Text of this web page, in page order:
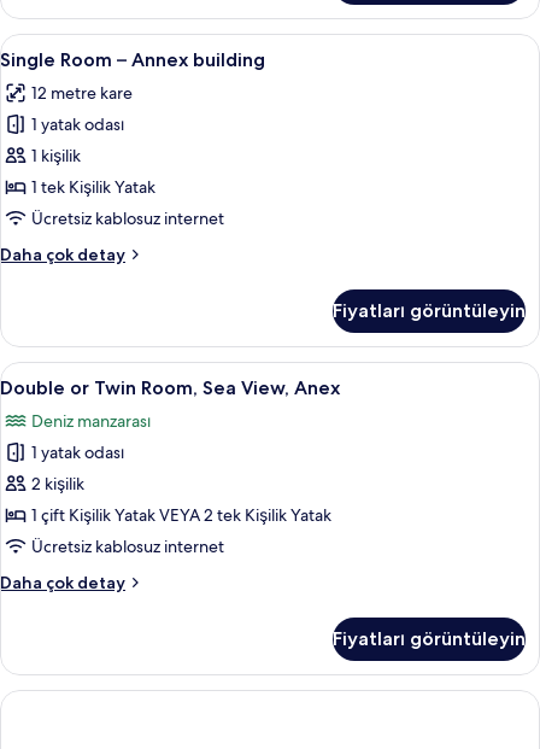
–
Annex
building
hakkında
daha
fazla
detay
Single
Room
–
Annex
building
için
tüm
görün
Single Room – Annex building |
4
Single Room – Annex building
12 metre kare
1 yatak odası
1 kişilik
1 tek Kişilik Yatak
Ücretsiz kablosuz internet
Daha çok detay
Single
building
hakkında
daha
detay
Fiyatları görüntüleyin
Double
or
Twin
Room,
Sea
View,
Anex
tüm
Double or Twin Room, Sea View,
5
Double or Twin Room, Sea View, Anex
Deniz manzarası
1 yatak odası
2 kişilik
1 çift Kişilik Yatak VEYA 2 tek Kişilik Yatak
Ücretsiz kablosuz internet
Daha çok detay
Double
Sea
View,
Anex
Fiyatları görüntüleyin